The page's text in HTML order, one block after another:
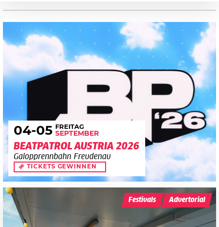
04-05 FREITAG
SEPTEMBER
BEATPATROL AUSTRIA 2026
Galopprennbahn Freudenau
TICKETS GEWINNEN
Festivals Advertorial